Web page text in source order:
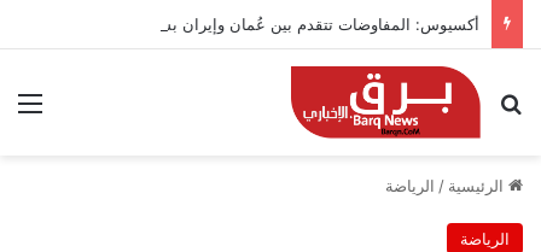
أكسيوس: المفاوضات تتقدم بين عُمان وإيران بشأن هرمز
بحث عن
الرئيسية / الرياضة
الرياضة